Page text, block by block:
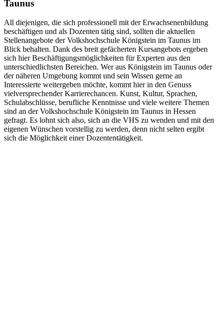
Taunus
All diejenigen, die sich professionell mit der Erwachsenenbildung
beschäftigen und als Dozenten tätig sind, sollten die aktuellen
Stellenangebote der Volkshochschule Königstein im Taunus im
Blick behalten. Dank des breit gefächerten Kursangebots ergeben
sich hier Beschäftigungsmöglichkeiten für Experten aus den
unterschiedlichsten Bereichen. Wer aus Königstein im Taunus oder
der näheren Umgebung kommt und sein Wissen gerne an
Interessierte weitergeben möchte, kommt hier in den Genuss
vielversprechender Karrierechancen. Kunst, Kultur, Sprachen,
Schulabschlüsse, berufliche Kenntnisse und viele weitere Themen
sind an der Volkshochschule Königstein im Taunus in Hessen
gefragt. Es lohnt sich also, sich an die VHS zu wenden und mit den
eigenen Wünschen vorstellig zu werden, denn nicht selten ergibt
sich die Möglichkeit einer Dozententätigkeit.